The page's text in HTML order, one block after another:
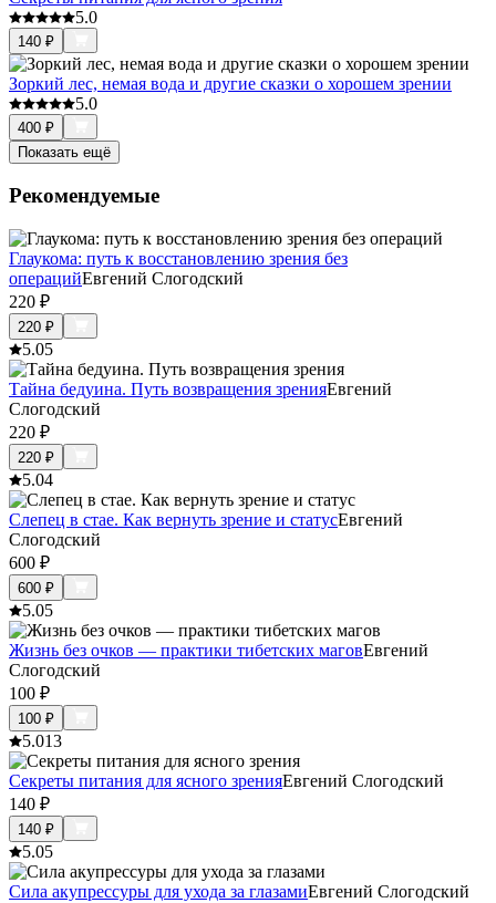
5.0
140 ₽
Зоркий лес, немая вода и другие сказки о хорошем зрении
5.0
400 ₽
Показать ещё
Рекомендуемые
Глаукома: путь к восстановлению зрения без
операцийЕвгений Слогодский
220 ₽
220 ₽
5.05
Тайна бедуина. Путь возвращения зренияЕвгений
Слогодский
220 ₽
220 ₽
5.04
Слепец в стае. Как вернуть зрение и статусЕвгений
Слогодский
600 ₽
600 ₽
5.05
Жизнь без очков — практики тибетских маговЕвгений
Слогодский
100 ₽
100 ₽
5.013
Секреты питания для ясного зренияЕвгений Слогодский
140 ₽
140 ₽
5.05
Сила акупрессуры для ухода за глазамиЕвгений Слогодский